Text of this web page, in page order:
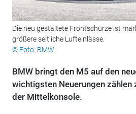
Die neu gestaltete Frontschürze ist
größere seitliche Lufteinlässe.
© Foto: BMW
BMW bringt den M5 auf den
wichtigsten Neuerungen zählen
der Mittelkonsole.